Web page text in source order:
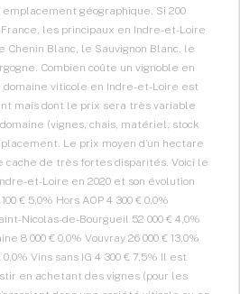
géographique. Si 200
les principaux en Indre-et-Loire
Chenin Blanc, le Sauvignon Blanc, le
Combien coûte un vignoble en
domaine viticole en Indre-et-Loire est
mais dont le prix sera très variable
(vignes, chais, matériel, stock
Le prix moyen d’un hectare
cache de très fortes disparités. Voici le
et-Loire en 2020 et son évolution
€ 5,0% Hors AOP 4 300 € 0,0%
Nicolas-de-Bourgueil 52 000 € 4,0%
8 000 € 0,0% Vouvray 26 000 € 13,0%
Vins sans IG 4 300 € 7,5% Il est
en achetant des vignes (pour les